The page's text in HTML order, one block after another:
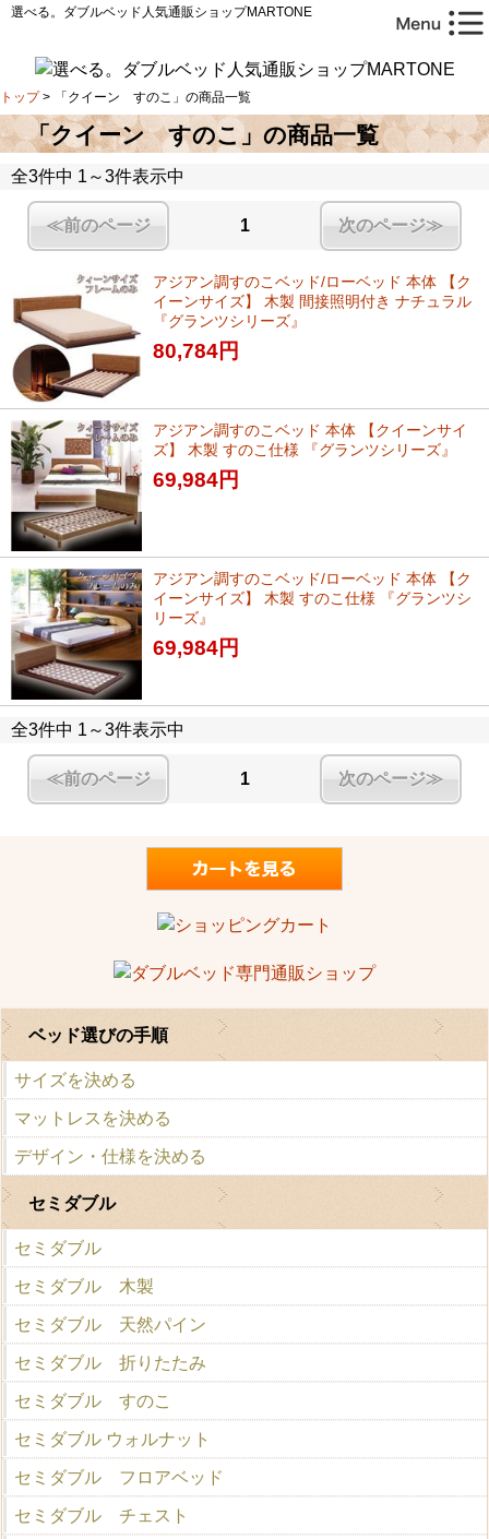
選べる。ダブルベッド人気通販ショップMARTONE
トップ > 「クイーン すのこ」の商品一覧
「クイーン すのこ」の商品一覧
全3件中 1～3件表示中
≪前のページ 1 次のページ≫
アジアン調すのこベッド/ローベッド 本体 【ク
イーンサイズ】 木製 間接照明付き ナチュラル
『グランツシリーズ』
80,784円
アジアン調すのこベッド 本体 【クイーンサイ
ズ】 木製 すのこ仕様 『グランツシリーズ』
69,984円
アジアン調すのこベッド/ローベッド 本体 【ク
イーンサイズ】 木製 すのこ仕様 『グランツシ
リーズ』
69,984円
全3件中 1～3件表示中
≪前のページ 1 次のページ≫
ベッド選びの手順
サイズを決める
マットレスを決める
デザイン・仕様を決める
セミダブル
セミダブル
セミダブル 木製
セミダブル 天然パイン
セミダブル 折りたたみ
セミダブル すのこ
セミダブル ウォルナット
セミダブル フロアベッド
セミダブル チェスト